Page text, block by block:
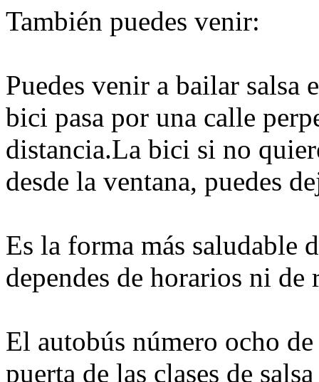
También puedes venir:
Puedes venir a bailar
bici pasa por una calle
distancia.La bici si no
desde la ventana, puedes
Es la forma más saludable
dependes de horarios ni de
El autobús número ocho
puerta de las clases de